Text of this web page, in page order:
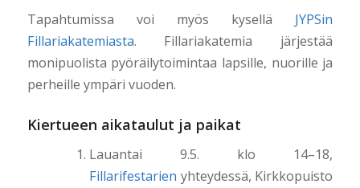
Tapahtumissa voi myös kysellä JYPSin
Fillariakatemiasta. Fillariakatemia järjestää
monipuolista pyöräilytoimintaa lapsille, nuorille ja
perheille ympäri vuoden.
Kiertueen aikataulut ja paikat
Lauantai 9.5. klo 14–18,
Fillarifestarien yhteydessä, Kirkkopuisto